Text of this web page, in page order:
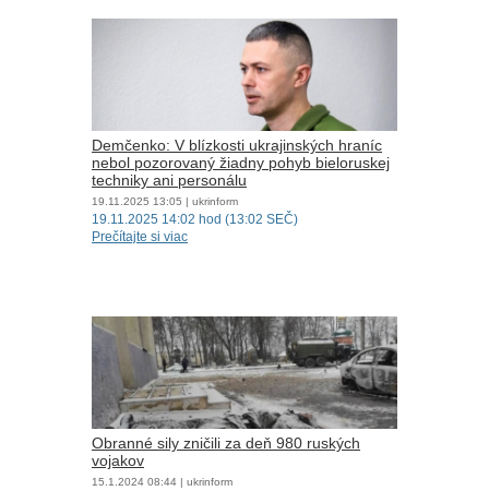
Demčenko: V blízkosti ukrajinských hraníc
nebol pozorovaný žiadny pohyb bieloruskej
techniky ani personálu
19.11.2025 13:05 | ukrinform
19.11.2025 14:02 hod (13:02 SEČ)
Prečítajte si viac
Obranné sily zničili za deň 980 ruských
vojakov
15.1.2024 08:44 | ukrinform